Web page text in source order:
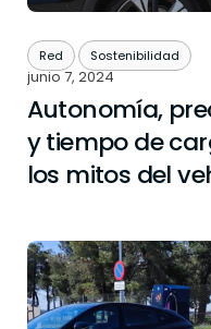
Red Sostenibilidad
junio 7, 2024
Autonomía,
y tiempo de
los mitos del